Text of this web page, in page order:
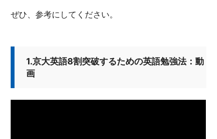
ぜひ、参考にしてください。
1.京大英語8割突破するための英語勉強法：動
画